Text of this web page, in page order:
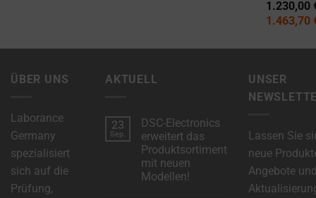
1.230,00
1.463,70
ÜBER UNS
Laborance
Germany
spezialisiert
sich auf die
Prüfung,
AKTUELL
23
Sep.
DSC-Electronics
erweitert das
Produktsortiment
mit neuen
Modellen!
UNSER
Lassen Sie
neue
Angebote